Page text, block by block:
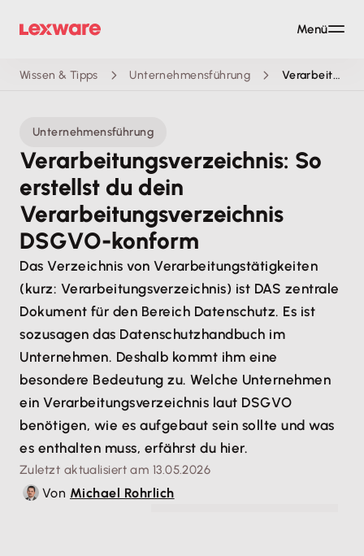
Wissen & Tipps Unternehmensführung Verarbeitungsverzeichnis: So erstellst du es DSGVO-konform
Unternehmensführung
Verarbeitungsverzeichnis: So
erstellst du dein
Verarbeitungsverzeichnis
DSGVO-konform
Das Verzeichnis von Verarbeitungstätigkeiten
(kurz: Verarbeitungsverzeichnis) ist DAS zentrale
Dokument für den Bereich Datenschutz. Es ist
sozusagen das Datenschutzhandbuch im
Unternehmen. Deshalb kommt ihm eine
besondere Bedeutung zu. Welche Unternehmen
ein Verarbeitungsverzeichnis laut DSGVO
benötigen, wie es aufgebaut sein sollte und was
es enthalten muss, erfährst du hier.
Zuletzt aktualisiert am 13.05.2026
Von Michael Rohrlich© Contrastwerkstatt - stock.adobe.com
Menü